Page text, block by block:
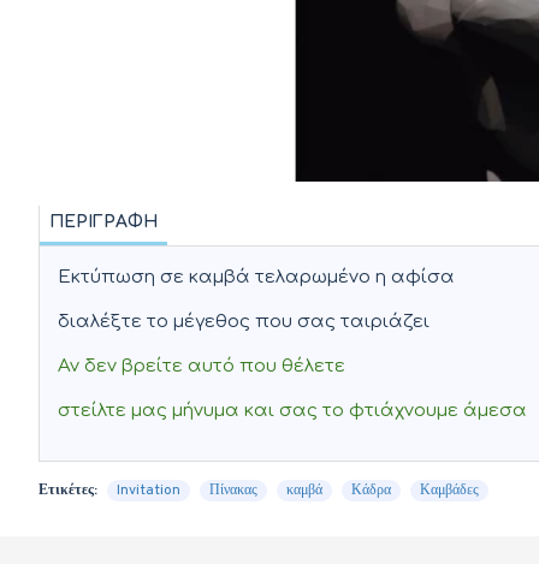
ΠΕΡΙΓΡΑΦΉ
Εκτύπωση σε καμβά τελαρωμένο η αφίσα
διαλέξτε το μέγεθος που σας ταιριάζει
Αν δεν βρείτε αυτό που θέλετε
στείλτε μας μήνυμα και σας το φτιάχνουμε άμεσα
Ετικέτες: Invitation Πίνακας καμβά Κάδρα Καμβάδες